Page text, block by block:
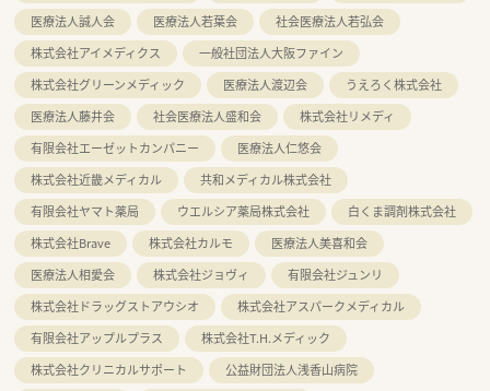
医療法人誠人会
医療法人若葉会
社会医療法人若弘会
株式会社アイメディクス
一般社団法人大阪ファイン
株式会社グリーンメディック
医療法人渡辺会
うえろく株式会社
医療法人藤井会
社会医療法人盛和会
株式会社リメディ
有限会社エーゼットカンパニー
医療法人仁悠会
株式会社近畿メディカル
共和メディカル株式会社
有限会社ヤマト薬局
ウエルシア薬局株式会社
白くま調剤株式会社
株式会社Brave
株式会社カルモ
医療法人美喜和会
医療法人相愛会
株式会社ジョヴィ
有限会社ジュンリ
株式会社ドラッグストアウシオ
株式会社アスパークメディカル
有限会社アップルプラス
株式会社T.H.メディック
株式会社クリニカルサポート
公益財団法人浅香山病院